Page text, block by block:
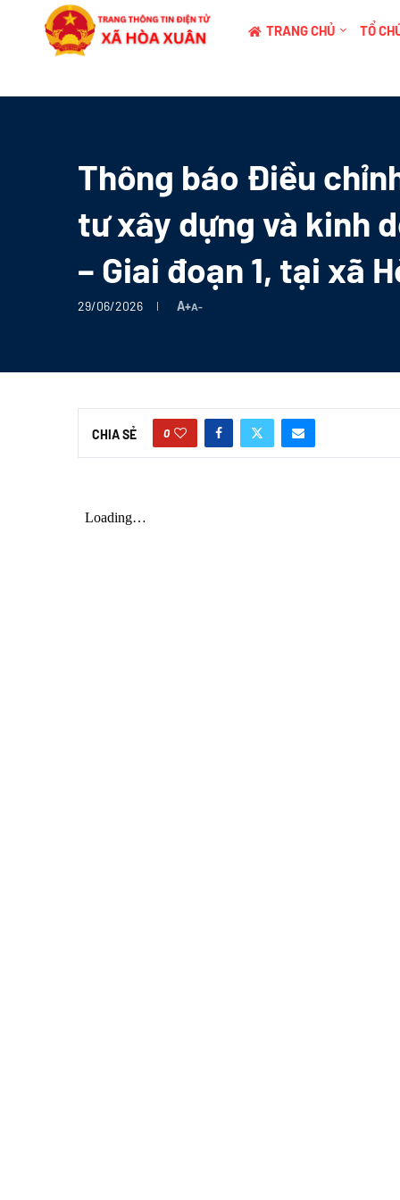
TRANG CHỦ TỔ
Thông báo Điều
tư xây dựng và kinh
– Giai đoạn 1, tại xã
29/06/2026 A+A-
CHIA SẺ 0